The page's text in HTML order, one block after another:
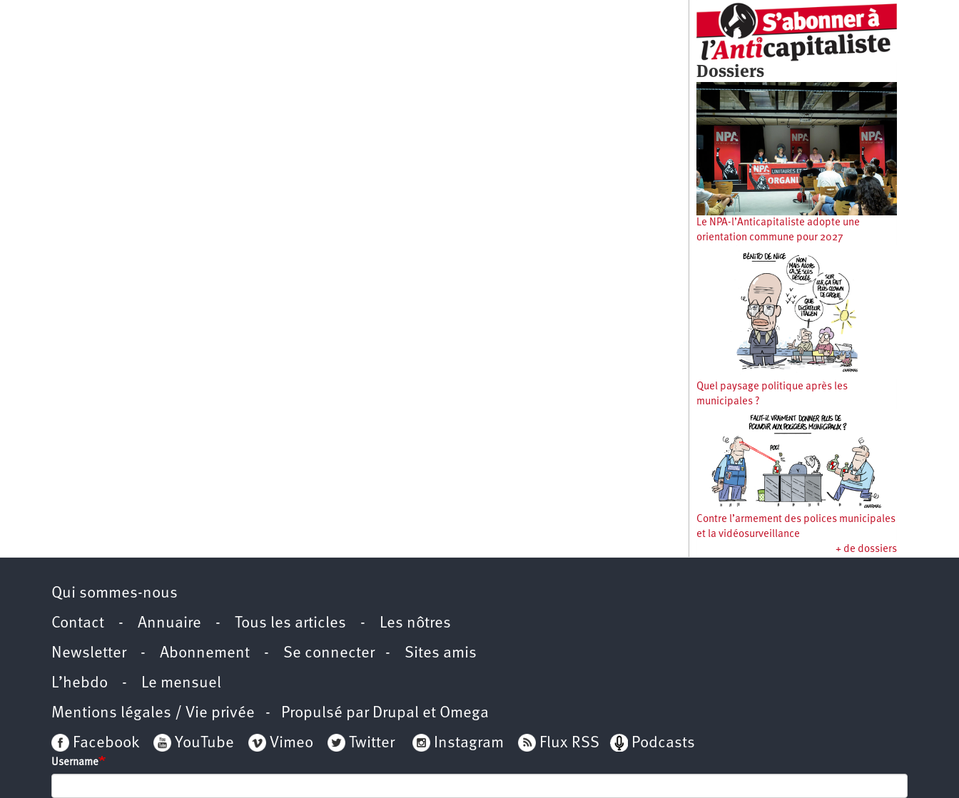
Dossiers
Le NPA-l’Anticapitaliste adopte une
orientation commune pour 2027
Quel paysage politique après les
municipales ?
Contre l’armement des polices municipales
et la vidéosurveillance
+ de dossiers
Qui sommes-nous
Contact - Annuaire - Tous les articles - Les nôtres
Newsletter- Abonnement - Se connecter- Sites amis
L’hebdo - Le mensuel
Mentions légales / Vie privée - Propulsé par Drupal et Omega
Facebook
YouTube Vimeo Twitter Instagram Flux RSS Podcasts
Username